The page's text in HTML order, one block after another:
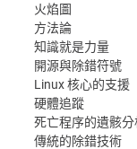
火焰圖
方法論
知識就是力量
開源與除錯符號
Linux 核心的支援
硬體追蹤
死亡程序的遺骸分
傳統的除錯技術